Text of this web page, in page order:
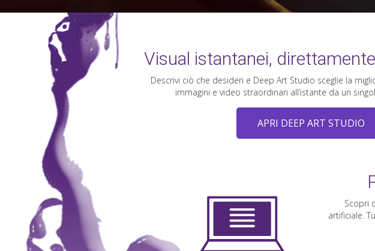
Visual istantanei,
Descrivi ciò che desideri e Deep Art Studio sceglie la
immagini e video straordinari all’istante da un
APRI DEEP ART STUDIO
Scopri
artificiale.